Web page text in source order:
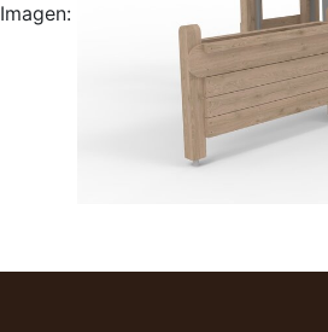
Imagen: